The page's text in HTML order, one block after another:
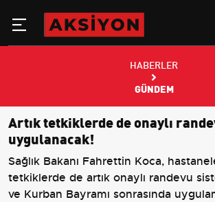
HABERLER
GÜNDEM
Artık tetkiklerde de onaylı
uygulanacak!
Sağlık Bakanı Fahrettin Koca,
tetkiklerde de artık onaylı randevu
ve Kurban Bayramı sonrasında